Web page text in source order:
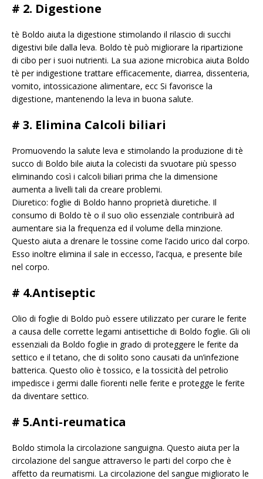
# 2. Digestione
tè Boldo aiuta la digestione stimolando il rilascio di succhi
digestivi bile dalla leva. Boldo tè può migliorare la ripartizione
di cibo per i suoi nutrienti. La sua azione microbica aiuta Boldo
tè per indigestione trattare efficacemente, diarrea, dissenteria,
vomito, intossicazione alimentare, ecc Si favorisce la
digestione, mantenendo la leva in buona salute.
# 3. Elimina Calcoli biliari
Promuovendo la salute leva e stimolando la produzione di tè
succo di Boldo bile aiuta la colecisti da svuotare più spesso
eliminando così i calcoli biliari prima che la dimensione
aumenta a livelli tali da creare problemi.
Diuretico: foglie di Boldo hanno proprietà diuretiche. Il
consumo di Boldo tè o il suo olio essenziale contribuirà ad
aumentare sia la frequenza ed il volume della minzione.
Questo aiuta a drenare le tossine come l’acido urico dal corpo.
Esso inoltre elimina il sale in eccesso, l’acqua, e presente bile
nel corpo.
# 4.Antiseptic
Olio di foglie di Boldo può essere utilizzato per curare le ferite
a causa delle corrette legami antisettiche di Boldo foglie. Gli oli
essenziali da Boldo foglie in grado di proteggere le ferite da
settico e il tetano, che di solito sono causati da un’infezione
batterica. Questo olio è tossico, e la tossicità del petrolio
impedisce i germi dalle fiorenti nelle ferite e protegge le ferite
da diventare settico.
# 5.Anti-reumatica
Boldo stimola la circolazione sanguigna. Questo aiuta per la
circolazione del sangue attraverso le parti del corpo che è
affetto da reumatismi. La circolazione del sangue migliorato le